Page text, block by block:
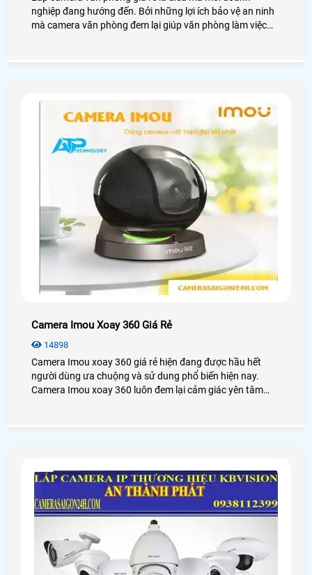
nghiệp đang hướng đến. Bởi những lợi ích bảo vệ an ninh
mà camera văn phòng đem lại giúp văn phòng làm việc
Camera Imou Xoay 360 Giá Rẻ
14898
Camera Imou xoay 360 giá rẻ hiện đang được hầu hết
người dùng ưa chuộng và sử dung phổ biến hiện nay.
Camera Imou xoay 360 luôn đem lại cảm giác yên tâm